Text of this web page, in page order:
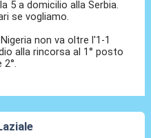
5 a domicilio alla Serbia.
se vogliamo.
non va oltre l'1-1
alla rincorsa al 1° posto